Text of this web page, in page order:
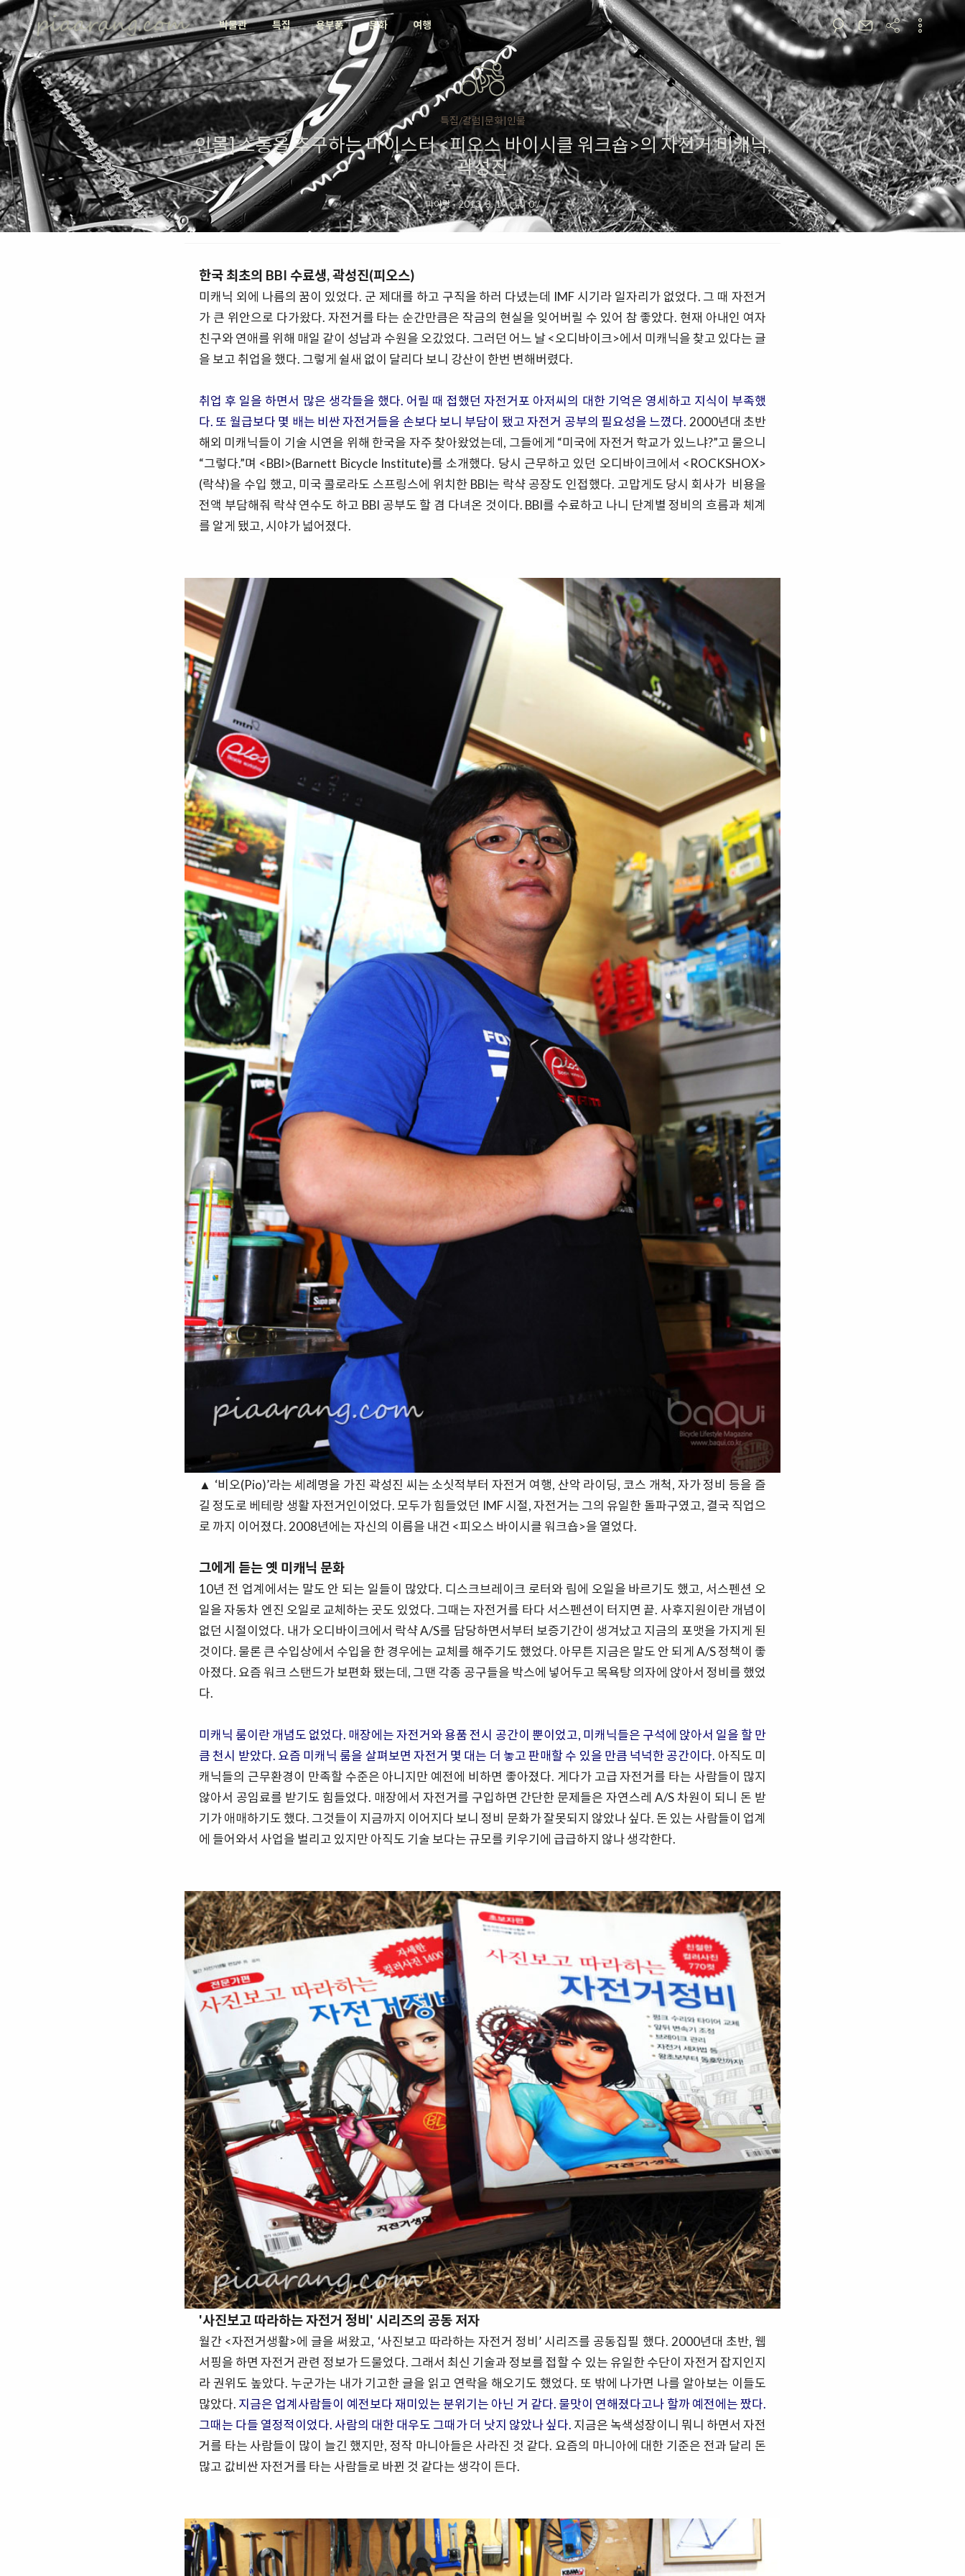
박물관 특집 용부품 문화 여행
특집/칼럼|문화|인물
인물] 소통을 추구하는 마이스터 <피오스 바이시클 워크숍>의 자전거 미캐닉,
곽성진
피아랑·2013. 3. 1· 0/
한국 최초의 BBI 수료생, 곽성진(피오스)
미캐닉 외에 나름의 꿈이 있었다. 군 제대를 하고 구직을 하러 다녔는데 IMF 시기라 일자리가 없었다. 그 때 자전거
가 큰 위안으로 다가왔다. 자전거를 타는 순간만큼은 작금의 현실을 잊어버릴 수 있어 참 좋았다. 현재 아내인 여자
친구와 연애를 위해 매일 같이 성남과 수원을 오갔었다. 그러던 어느 날 <오디바이크>에서 미캐닉을 찾고 있다는 글
을 보고 취업을 했다. 그렇게 쉴새 없이 달리다 보니 강산이 한번 변해버렸다.
취업 후 일을 하면서 많은 생각들을 했다. 어릴 때 접했던 자전거포 아저씨의 대한 기억은 영세하고 지식이 부족했
다. 또 월급보다 몇 배는 비싼 자전거들을 손보다 보니 부담이 됐고 자전거 공부의 필요성을 느꼈다. 2000년대 초반
해외 미캐닉들이 기술 시연을 위해 한국을 자주 찾아왔었는데, 그들에게 “미국에 자전거 학교가 있느냐?”고 물으니
“그렇다.”며 <BBI>(Barnett Bicycle Institute)를 소개했다. 당시 근무하고 있던 오디바이크에서 <ROCKSHOX>
(락샥)을 수입 했고, 미국 콜로라도 스프링스에 위치한 BBI는 락샥 공장도 인접했다. 고맙게도 당시 회사가 비용을
전액 부담해줘 락샥 연수도 하고 BBI 공부도 할 겸 다녀온 것이다. BBI를 수료하고 나니 단계별 정비의 흐름과 체계
를 알게 됐고, 시야가 넓어졌다.
▲ ‘비오(Pio)’라는 세례명을 가진 곽성진 씨는 소싯적부터 자전거 여행, 산악 라이딩, 코스 개척, 자가 정비 등을 즐
길 정도로 베테랑 생활 자전거인이었다. 모두가 힘들었던 IMF 시절, 자전거는 그의 유일한 돌파구였고, 결국 직업으
로 까지 이어졌다. 2008년에는 자신의 이름을 내건 <피오스 바이시클 워크숍>을 열었다.
그에게 듣는 옛 미캐닉 문화
10년 전 업계에서는 말도 안 되는 일들이 많았다. 디스크브레이크 로터와 림에 오일을 바르기도 했고, 서스펜션 오
일을 자동차 엔진 오일로 교체하는 곳도 있었다. 그때는 자전거를 타다 서스펜션이 터지면 끝. 사후지원이란 개념이
없던 시절이었다. 내가 오디바이크에서 락샥 A/S를 담당하면서부터 보증기간이 생겨났고 지금의 포맷을 가지게 된
것이다. 물론 큰 수입상에서 수입을 한 경우에는 교체를 해주기도 했었다. 아무튼 지금은 말도 안 되게 A/S 정책이 좋
아졌다. 요즘 워크 스탠드가 보편화 됐는데, 그땐 각종 공구들을 박스에 넣어두고 목욕탕 의자에 앉아서 정비를 했었
다.
미캐닉 룸이란 개념도 없었다. 매장에는 자전거와 용품 전시 공간이 뿐이었고, 미캐닉들은 구석에 앉아서 일을 할 만
큼 천시 받았다. 요즘 미캐닉 룸을 살펴보면 자전거 몇 대는 더 놓고 판매할 수 있을 만큼 넉넉한 공간이다. 아직도 미
캐닉들의 근무환경이 만족할 수준은 아니지만 예전에 비하면 좋아졌다. 게다가 고급 자전거를 타는 사람들이 많지
않아서 공임료를 받기도 힘들었다. 매장에서 자전거를 구입하면 간단한 문제들은 자연스레 A/S 차원이 되니 돈 받
기가 애매하기도 했다. 그것들이 지금까지 이어지다 보니 정비 문화가 잘못되지 않았나 싶다. 돈 있는 사람들이 업계
에 들어와서 사업을 벌리고 있지만 아직도 기술 보다는 규모를 키우기에 급급하지 않나 생각한다.
'사진보고 따라하는 자전거 정비' 시리즈의 공동 저자
월간 <자전거생활>에 글을 써왔고, ‘사진보고 따라하는 자전거 정비’ 시리즈를 공동집필 했다. 2000년대 초반, 웹
서핑을 하면 자전거 관련 정보가 드물었다. 그래서 최신 기술과 정보를 접할 수 있는 유일한 수단이 자전거 잡지인지
라 권위도 높았다. 누군가는 내가 기고한 글을 읽고 연락을 해오기도 했었다. 또 밖에 나가면 나를 알아보는 이들도
많았다. 지금은 업계사람들이 예전보다 재미있는 분위기는 아닌 거 같다. 물맛이 연해졌다고나 할까 예전에는 짰다.
그때는 다들 열정적이었다. 사람의 대한 대우도 그때가 더 낫지 않았나 싶다. 지금은 녹색성장이니 뭐니 하면서 자전
거를 타는 사람들이 많이 늘긴 했지만, 정작 마니아들은 사라진 것 같다. 요즘의 마니아에 대한 기준은 전과 달리 돈
많고 값비싼 자전거를 타는 사람들로 바뀐 것 같다는 생각이 든다.